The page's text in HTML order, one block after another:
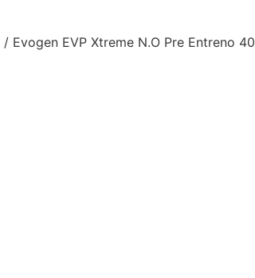
/ Evogen EVP Xtreme N.O Pre Entreno 40